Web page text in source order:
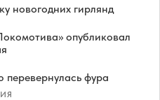
новогодних гирлянд
опубликовал
перевернулась фура